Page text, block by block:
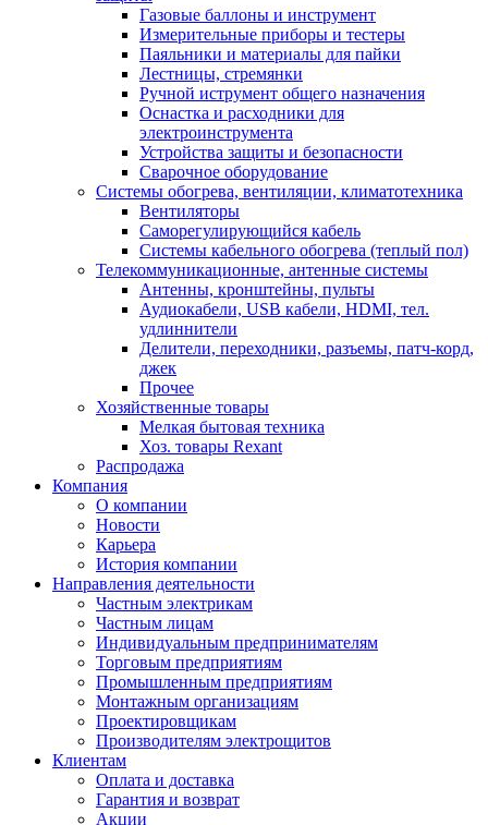
Газовые баллоны и инструмент
Измерительные приборы и тестеры
Паяльники и материалы для пайки
Лестницы, стремянки
Ручной иструмент общего назначения
Оснастка и расходники для
электроинструмента
Устройства защиты и безопасности
Сварочное оборудование
Системы обогрева, вентиляции, климатотехника
Вентиляторы
Саморегулирующийся кабель
Системы кабельного обогрева (теплый пол)
Телекоммуникационные, антенные системы
Антенны, кронштейны, пульты
Аудиокабели, USB кабели, HDMI, тел.
удлиннители
Делители, переходники, разъемы, патч-корд,
джек
Прочее
Хозяйственные товары
Мелкая бытовая техника
Хоз. товары Rexant
Распродажа
Компания
О компании
Новости
Карьера
История компании
Направления деятельности
Частным электрикам
Частным лицам
Индивидуальным предпринимателям
Торговым предприятиям
Промышленным предприятиям
Монтажным организациям
Проектировщикам
Производителям электрощитов
Клиентам
Оплата и доставка
Гарантия и возврат
Акции